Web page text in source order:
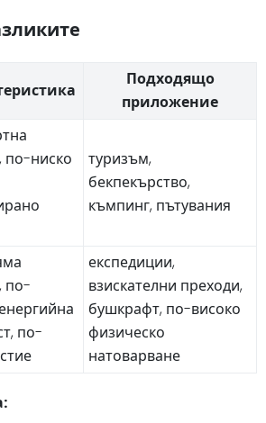
Подходящо
приложение
по-ниско
туризъм,
бекпекърство,
къмпинг, пътувания
по-
по-
експедиции,
взискателни преходи,
бушкрафт, по-високо
физическо
натоварване